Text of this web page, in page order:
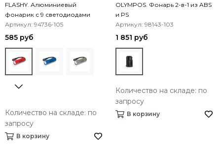
FLASHY. Алюминиевый
фонарик с 9 светодиодами
Артикул: 94736-105
585 руб
Количество на складе: по
запросу
В корзину
OLYMPOS. Фонарь 2-в-1 из ABS
и PS
Артикул: 98143-103
1 851 руб
Количество на складе: по
запросу
В корзину